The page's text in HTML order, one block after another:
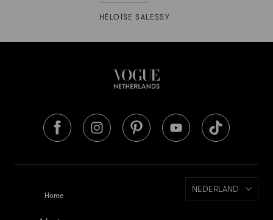
HÉLOÏSE SALESSY
Home
NEDERLAND